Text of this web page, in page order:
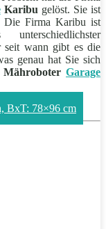
Karibu gelöst. Sie ist
Die Firma Karibu ist
seit wann gibt es die
genau hat Sie sich
MähroboterGarage
BxT: 78×96 cm